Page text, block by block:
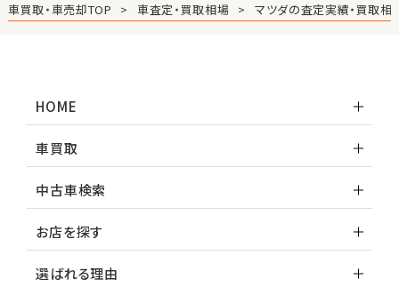
車買取・車売却TOP 車査定・買取相場 マツダの査定実績・買取相
HOME
車買取
中古車検索
お店を探す
選ばれる理由